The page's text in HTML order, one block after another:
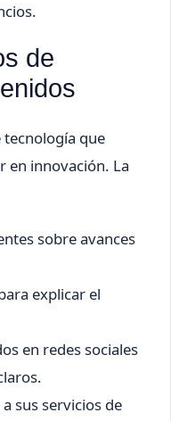
de
que
en innovación. La
sobre avances
explicar el
en redes sociales
sus servicios de